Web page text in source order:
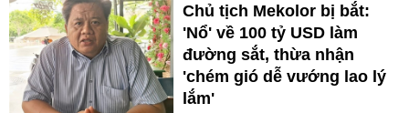
Chủ tịch Mekolor bị bắt:
'Nổ' về 100 tỷ USD làm
đường sắt, thừa nhận
'chém gió dễ vướng lao lý
lắm'